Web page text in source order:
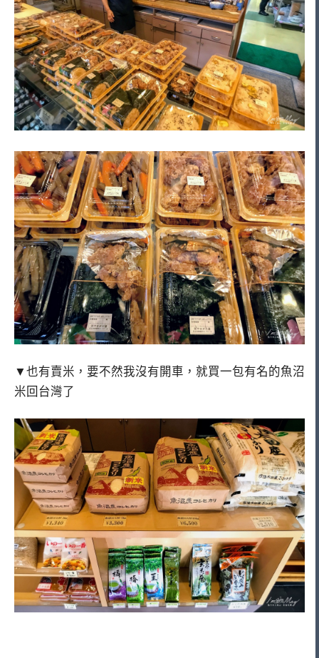
▼也有賣米，要不然我沒有開車，就買一包有名的魚沼
米回台灣了